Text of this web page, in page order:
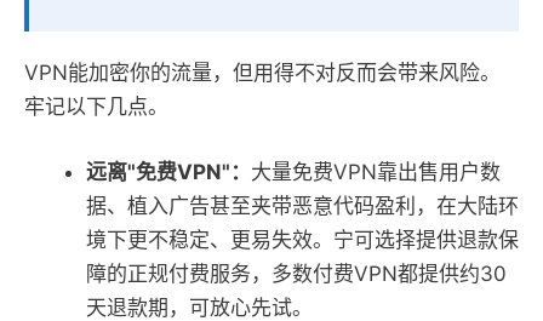
VPN能加密你的流量，但用得不对反而会带来风险。
牢记以下几点。
远离"免费VPN"： 大量免费VPN靠出售用户数
据、植入广告甚至夹带恶意代码盈利，在大陆环
境下更不稳定、更易失效。宁可选择提供退款保
障的正规付费服务，多数付费VPN都提供约30
天退款期，可放心先试。